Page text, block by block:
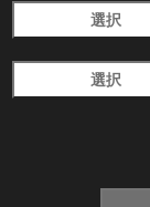
選択
選択